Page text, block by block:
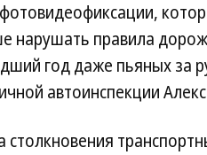
нарушать правила
год даже пьяных за
автоинспекции
столкновения